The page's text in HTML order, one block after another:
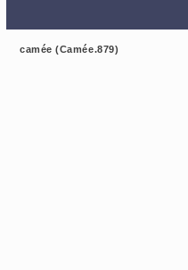
camée (Camée.879)